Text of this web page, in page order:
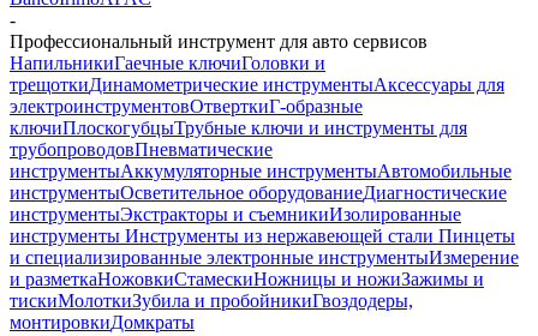
-
Профессиональный инструмент для авто сервисов
НапильникиГаечные ключиГоловки и
трещоткиДинамометрические инструментыАксессуары для
электроинструментовОтверткиГ-образные
ключиПлоскогубцыТрубные ключи и инструменты для
трубопроводовПневматические
инструментыАккумуляторные инструментыАвтомобильные
инструментыОсветительное оборудованиеДиагностические
инструментыЭкстракторы и съемникиИзолированные
инструменты Инструменты из нержавеющей стали Пинцеты
и специализированные электронные инструментыИзмерение
и разметкаНожовкиСтамескиНожницы и ножиЗажимы и
тискиМолоткиЗубила и пробойникиГвоздодеры,
монтировкиДомкраты